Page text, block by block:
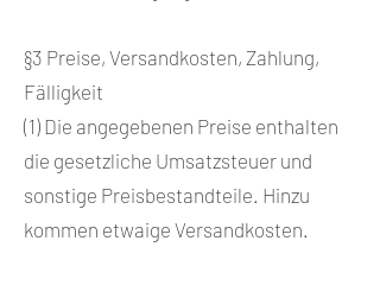
§3 Preise, Versandkosten, Zahlung,
Fälligkeit
(1) Die angegebenen Preise enthalten
die gesetzliche Umsatzsteuer und
sonstige Preisbestandteile. Hinzu
kommen etwaige Versandkosten.